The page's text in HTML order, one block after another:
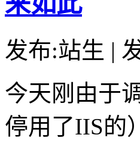
发布:站生 |
今天刚由于
停用了IIS的